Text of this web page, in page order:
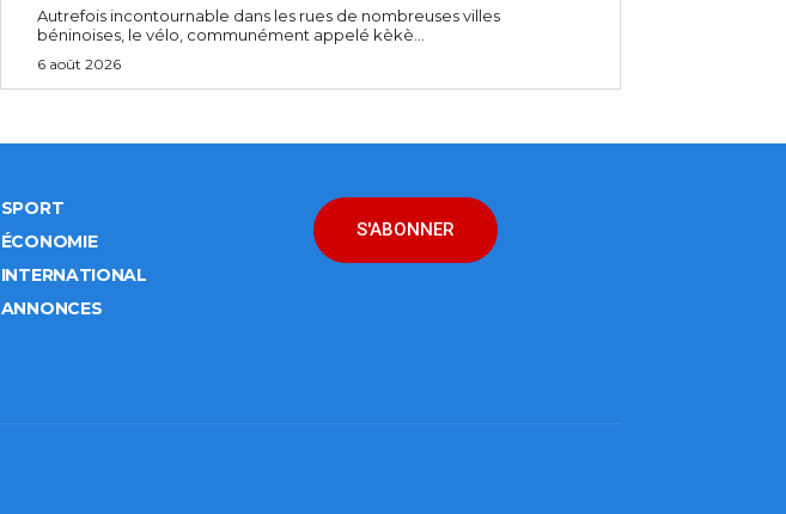
Autrefois incontournable dans les rues de nombreuses villes
béninoises, le vélo, communément appelé kèkè...
6 août 2026
SPORT
ÉCONOMIE
INTERNATIONAL
ANNONCES
S'ABONNER